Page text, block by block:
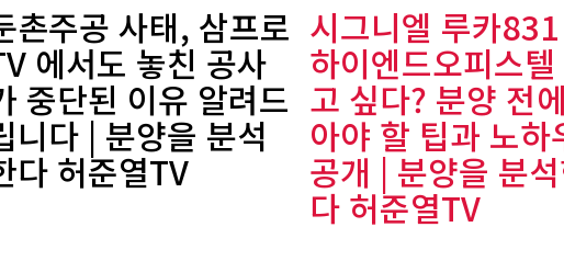
촌주공 사태, 삼프로
에서도 놓친 공사
중단된 이유 알려드
니다 | 분양을 분석
다 허준열TV
시그니엘 루카
하이엔드오피스
고 싶다? 분양 전
아야 할 팁과 노하
공개 | 분양을 분
다 허준열TV